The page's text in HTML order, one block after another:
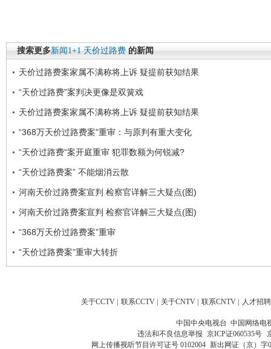
搜索更多新闻1+1 天价过路费 的新闻
天价过路费案家属不满称将上诉 疑提前获知结果
“天价过路费”案判决更像是双簧戏
天价过路费案家属不满称将上诉 疑提前获知结果
“368万天价过路费案”重审：与原判有重大变化
“天价过路费“案开庭重审 犯罪数额为何锐减?
“天价过路费案” 不能烟消云散
河南天价过路费案宣判 检察官详解三大疑点(图)
河南天价过路费案宣判 检察官详解三大疑点(图)
“368万天价过路费案”重审
“天价过路费案”重审大转折
关于CCTV | 联系CCTV | 关于CNTV | 联系CNTV | 人才招聘
中国中央电视台 中国网络电
违法和不良信息举报 京ICP证060535号
网上传播视听节目许可证号 0102004 新出网证（京）